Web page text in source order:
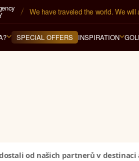
Navštívili jsme 791 hotelů ve 123
SPECIAL OFFERS INSPIRATION
od našich partnerů v